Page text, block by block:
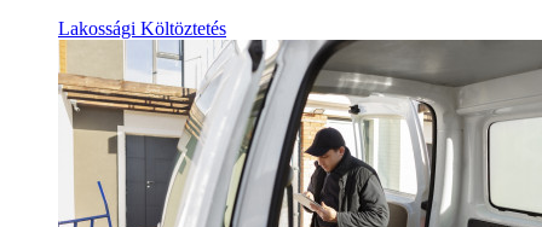
Lakossági Költöztetés